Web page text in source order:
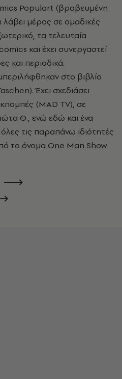
Populart (βραβευμένη
λάβει μέρος σε ομαδικές
τα τελευταία
και έχει συνεργαστεί
και περιοδικά.
στο βιβλίο
Έχει σχεδιάσει
(MAD TV), σε
Θ., ενώ εδώ και ένα
τις παραπάνω ιδιότητές
το όνομα One Man Show